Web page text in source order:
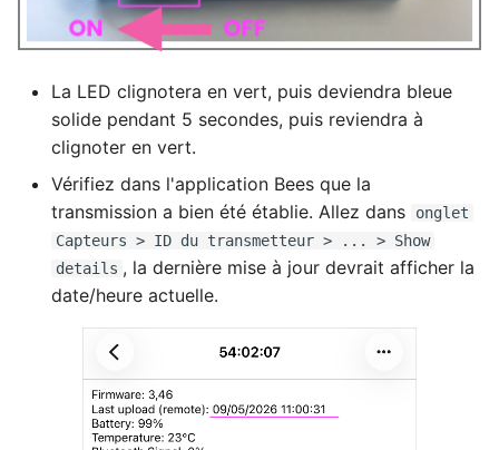
La LED clignotera en vert, puis deviendra bleue
solide pendant 5 secondes, puis reviendra à
clignoter en vert.
Vérifiez dans l'application Bees que la
transmission a bien été établie. Allez dans
onglet
Capteurs > ID du transmetteur > ... > Show
details , la dernière mise à jour devrait afficher la
date/heure actuelle.